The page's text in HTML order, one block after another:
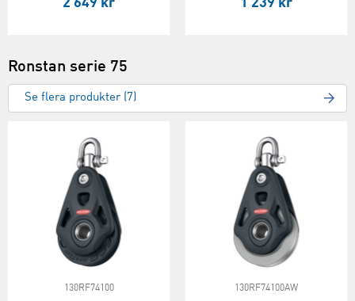
2 649 kr 1 239 kr
Ronstan serie 75
Se flera produkter (7)
130RF74100 130RF74100AW